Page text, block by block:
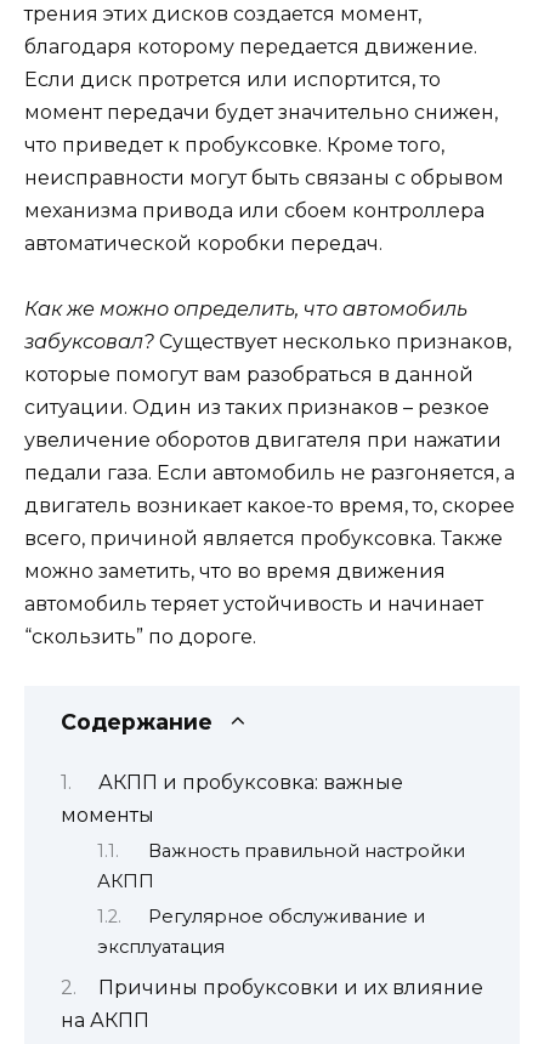
трения этих дисков создается момент,
благодаря которому передается движение.
Если диск протрется или испортится, то
момент передачи будет значительно снижен,
что приведет к пробуксовке. Кроме того,
неисправности могут быть связаны с обрывом
механизма привода или сбоем контроллера
автоматической коробки передач.
Как же можно определить, что автомобиль
забуксовал? Существует несколько признаков,
которые помогут вам разобраться в данной
ситуации. Один из таких признаков – резкое
увеличение оборотов двигателя при нажатии
педали газа. Если автомобиль не разгоняется, а
двигатель возникает какое-то время, то, скорее
всего, причиной является пробуксовка. Также
можно заметить, что во время движения
автомобиль теряет устойчивость и начинает
“скользить” по дороге.
Содержание
АКПП и пробуксовка: важные
моменты
Важность правильной настройки
АКПП
Регулярное обслуживание и
эксплуатация
Причины пробуксовки и их влияние
на АКПП